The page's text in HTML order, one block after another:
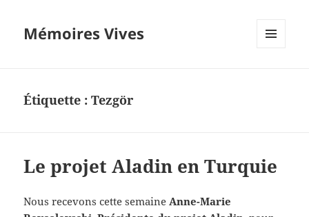
Mémoires Vives
Étiquette :Tezgör
Le projet Aladin en Turquie
Nous recevons cette semaineAnne-Marie